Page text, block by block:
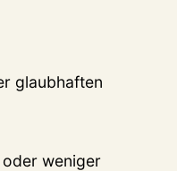
glaubhaften
weniger